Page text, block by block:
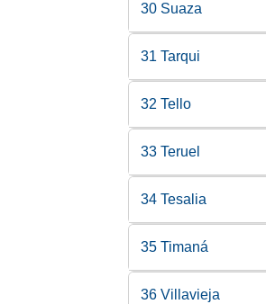
30 Suaza
31 Tarqui
32 Tello
33 Teruel
34 Tesalia
35 Timaná
36 Villavieja